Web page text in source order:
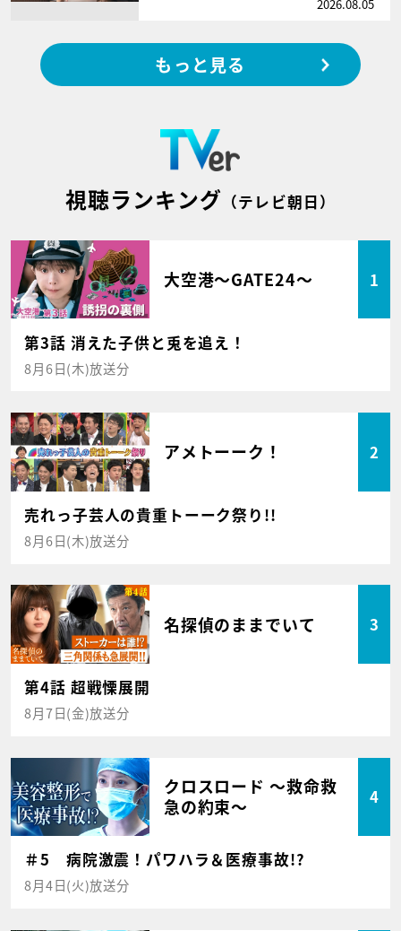
2026.08.05
もっと見る
視聴ランキング （テレビ朝日）
大空港～GATE24～ 1
第3話 消えた子供と兎を追え！
8月6日(木)放送分
アメトーーク！ 2
売れっ子芸人の貴重トーーク祭り!!
8月6日(木)放送分
名探偵のままでいて 3
第4話 超戦慄展開
8月7日(金)放送分
クロスロード ～救命救
急の約束～
4
＃5 病院激震！パワハラ＆医療事故!?
8月4日(火)放送分